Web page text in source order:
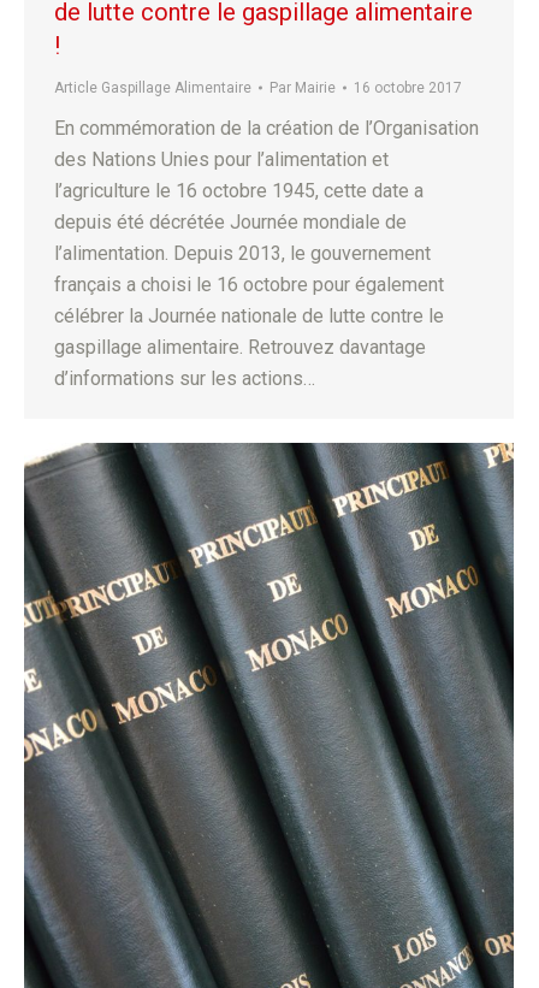
de lutte contre le gaspillage alimentaire
!
Article Gaspillage Alimentaire Par Mairie 16 octobre 2017
En commémoration de la création de l’Organisation
des Nations Unies pour l’alimentation et
l’agriculture le 16 octobre 1945, cette date a
depuis été décrétée Journée mondiale de
l’alimentation. Depuis 2013, le gouvernement
français a choisi le 16 octobre pour également
célébrer la Journée nationale de lutte contre le
gaspillage alimentaire. Retrouvez davantage
d’informations sur les actions…